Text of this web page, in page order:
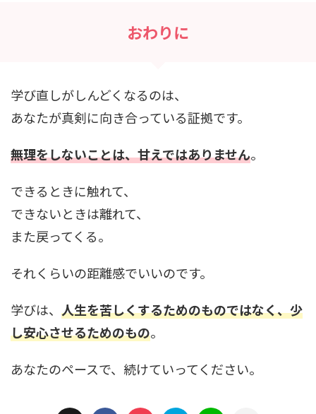
おわりに
学び直しがしんどくなるのは、
あなたが真剣に向き合っている証拠です。
無理をしないことは、甘えではありません。
できるときに触れて、
できないときは離れて、
また戻ってくる。
それくらいの距離感でいいのです。
学びは、 人生を苦しくするためのものではなく、少
し安心させるためのもの。
あなたのペースで、続けていってください。